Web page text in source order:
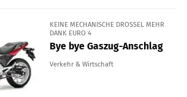
KEINE MECHANISCHE DROSSEL MEHR
DANK EURO 4
Bye bye Gaszug-Anschlag
Verkehr & Wirtschaft